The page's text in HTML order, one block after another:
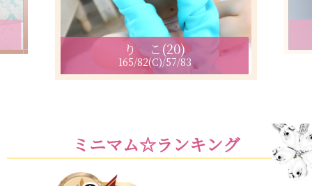
り こ(20)
165/82(C)/57/83
ミニマム☆ランキング